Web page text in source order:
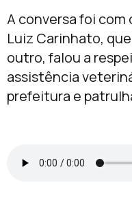
A conversa foi com
Luiz Carinhato,
outro, falou a
assistência
prefeitura e